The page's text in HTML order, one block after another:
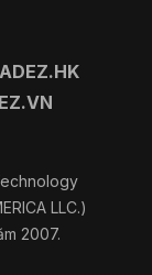
LLC.)
2007.